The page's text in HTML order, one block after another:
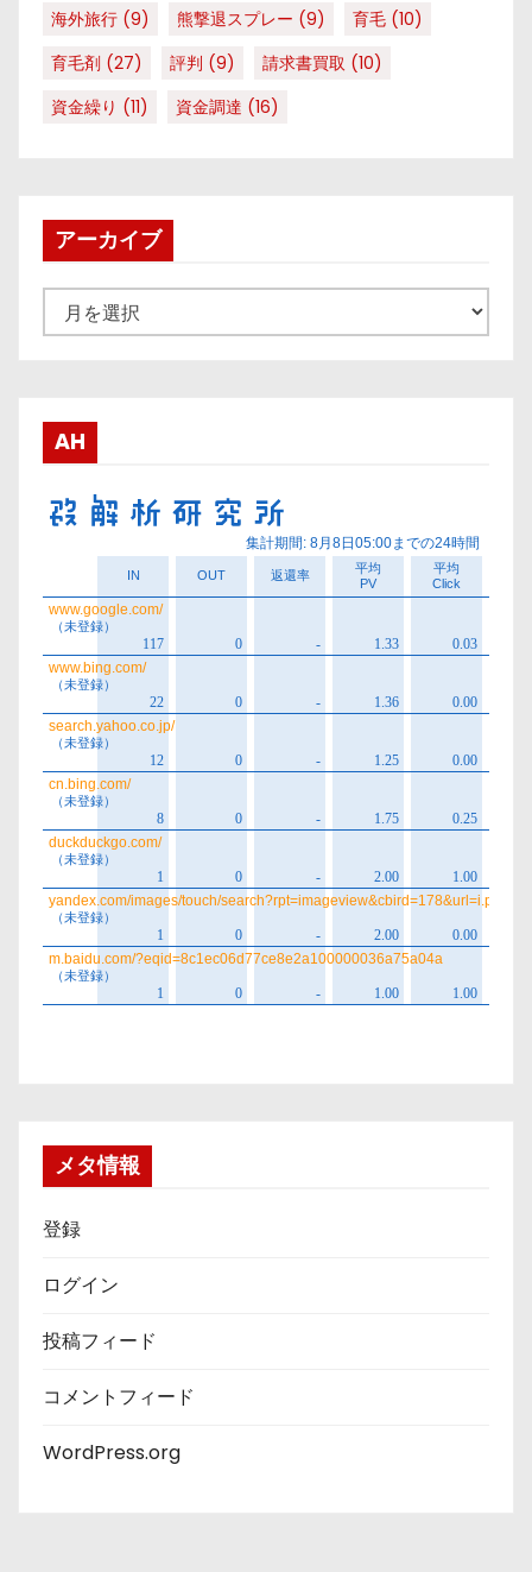
海外旅行 (9) 熊撃退スプレー (9) 育毛 (10)
育毛剤 (27) 評判 (9) 請求書買取 (10)
資金繰り (11) 資金調達 (16)
アーカイブ
ー
ブ
AH
メタ情報
登録
ログイン
投稿フィード
コメントフィード
WordPress.org